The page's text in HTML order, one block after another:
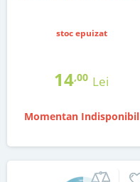
stoc epuizat
14,00 Lei
Momentan Indisponibil